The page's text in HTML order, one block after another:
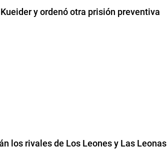
y ordenó otra prisión preventiva
los rivales de Los Leones y Las Leonas